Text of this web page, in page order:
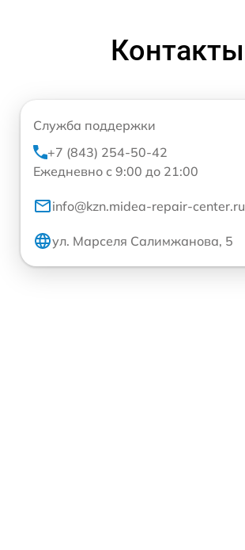
Контакты
Служба поддержки
+7 (843) 254-50-42
Ежедневно с 9:00 до 21:00
info@kzn.midea-repair-center.ru
ул. Марселя Салимжанова, 5